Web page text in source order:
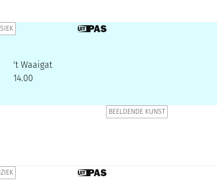
't Waaigat
14.00
Dit is een UiTPAS activiteit.
BEELDENDE KUNST
Dit is een UiTPAS activiteit.